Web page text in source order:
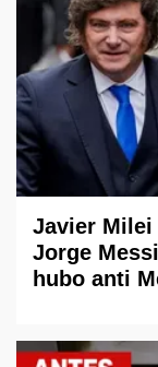
Javier Milei
Jorge
hubo anti